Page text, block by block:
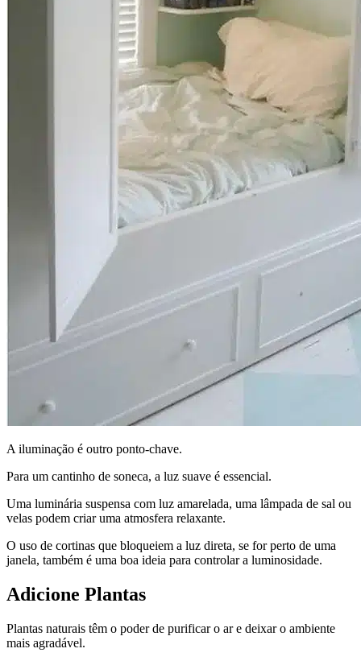
A iluminação é outro ponto-chave.
Para um cantinho de soneca, a luz suave é essencial.
Uma luminária suspensa com luz amarelada, uma lâmpada de sal ou
velas podem criar uma atmosfera relaxante.
O uso de cortinas que bloqueiem a luz direta, se for perto de uma
janela, também é uma boa ideia para controlar a luminosidade.
Adicione Plantas
Plantas naturais têm o poder de purificar o ar e deixar o ambiente
mais agradável.